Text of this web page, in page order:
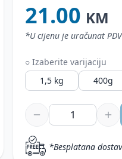
21.00 KM
*U cijenu je uračunat
○ Izaberite varijaciju
1,5 kg
400g
*Besplatana